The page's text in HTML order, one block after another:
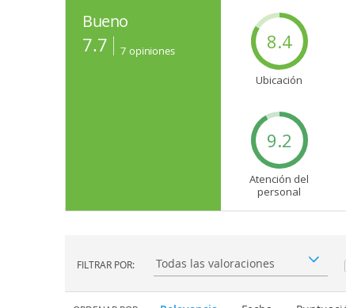
Bueno
7.7 7 opiniones 8.4
Ubicación
9.2
Atención del
personal
FILTRAR POR: Filtrar por: